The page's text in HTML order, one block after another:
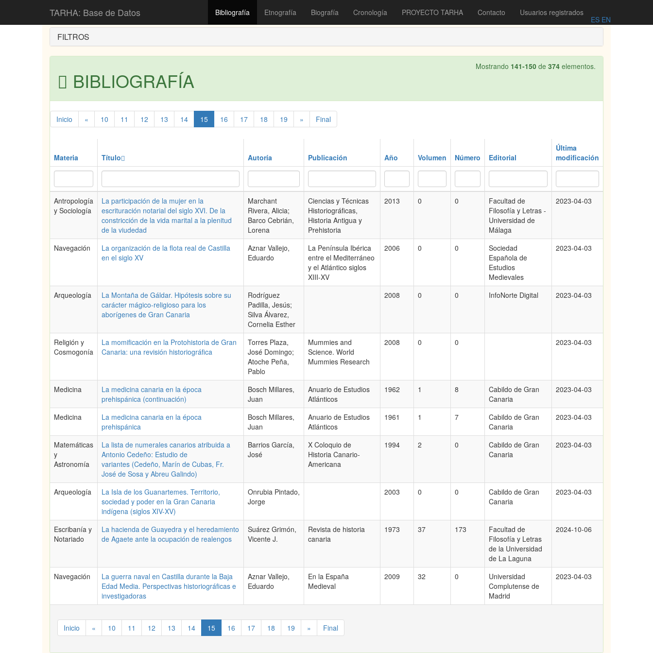
TARHA: Base de Datos Bibliografía Etnografía Biografía Cronología PROYECTO TARHA Contacto Usuarios registrados
ES EN
Inicio Bibliografía
FILTROS
Mostrando 141-150 de 374 elementos.
BIBLIOGRAFÍA
Inicio « 10 11 12 13 14 15 16 17 18 19 » Final
Materia Título Autoría Publicación Año Volumen Número Editorial
Última
modificación
Antropología
y Sociología
La participación de la mujer en la
escrituración notarial del siglo XVI. De la
constricción de la vida marital a la plenitud
de la viudedad
Marchant
Rivera, Alicia;
Barco Cebrián,
Lorena
Ciencias y Técnicas
Historiográficas,
Historia Antigua y
Prehistoria
2013 0 0
Facultad de
Filosofía y Letras -
Universidad de
Málaga
2023-04-03
Navegación
La organización de la flota real de Castilla
en el siglo XV
Aznar Vallejo,
Eduardo
La Península Ibérica
entre el Mediterráneo
y el Atlántico siglos
XIII-XV
2006 0 0
Sociedad
Española de
Estudios
Medievales
2023-04-03
Arqueología
La Montaña de Gáldar. Hipótesis sobre su
carácter mágico-religioso para los
aborígenes de Gran Canaria
Rodríguez
Padilla, Jesús;
Silva Álvarez,
Cornelia Esther
2008 0 0 InfoNorte Digital 2023-04-03
Religión y
Cosmogonía
La momificación en la Protohistoria de Gran
Canaria: una revisión historiográfica
Torres Plaza,
José Domingo;
Atoche Peña,
Pablo
Mummies and
Science. World
Mummies Research
2008 0 0 2023-04-03
Medicina
La medicina canaria en la época
prehispánica (continuación)
Bosch Millares,
Juan
Anuario de Estudios
Atlánticos
1962 1 8
Cabildo de Gran
Canaria
2023-04-03
Medicina
La medicina canaria en la época
prehispánica
Bosch Millares,
Juan
Anuario de Estudios
Atlánticos
1961 1 7
Cabildo de Gran
Canaria
2023-04-03
Matemáticas
y
Astronomía
La lista de numerales canarios atribuida a
Antonio Cedeño: Estudio de
variantes (Cedeño, Marín de Cubas, Fr.
José de Sosa y Abreu Galindo)
Barrios García,
José
X Coloquio de
Historia Canario-
Americana
1994 2 0
Cabildo de Gran
Canaria
2023-04-03
Arqueología
La Isla de los Guanartemes. Territorio,
sociedad y poder en la Gran Canaria
indígena (siglos XIV-XV)
Onrubia Pintado,
Jorge
2003 0 0
Cabildo de Gran
Canaria
2023-04-03
Escribanía y
Notariado
La hacienda de Guayedra y el heredamiento
de Agaete ante la ocupación de realengos
Suárez Grimón,
Vicente J.
Revista de historia
canaria
1973 37 173
Facultad de
Filosofía y Letras
de la Universidad
de La Laguna
2024-10-06
Navegación
La guerra naval en Castilla durante la Baja
Edad Media. Perspectivas historiográficas e
investigadoras
Aznar Vallejo,
Eduardo
En la España
Medieval
2009 32 0
Universidad
Complutense de
Madrid
2023-04-03
Inicio « 10 11 12 13 14 15 16 17 18 19 » Final